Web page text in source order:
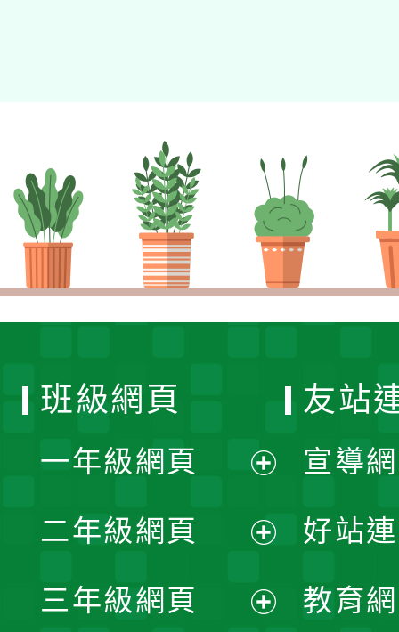
班級網頁
一年級網頁
開
選
二年級網頁
開
三年級網頁
友站
宣導
好站
教育